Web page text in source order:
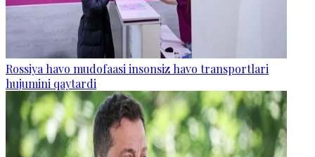
Rossiya havo mudofaasi insonsiz havo transportlari
hujumini qaytardi